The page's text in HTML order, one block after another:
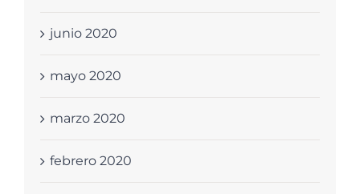
junio 2020
mayo 2020
marzo 2020
febrero 2020